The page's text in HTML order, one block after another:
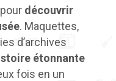
découvrir
. Maquettes,
d’archives
étonnante
fois en un